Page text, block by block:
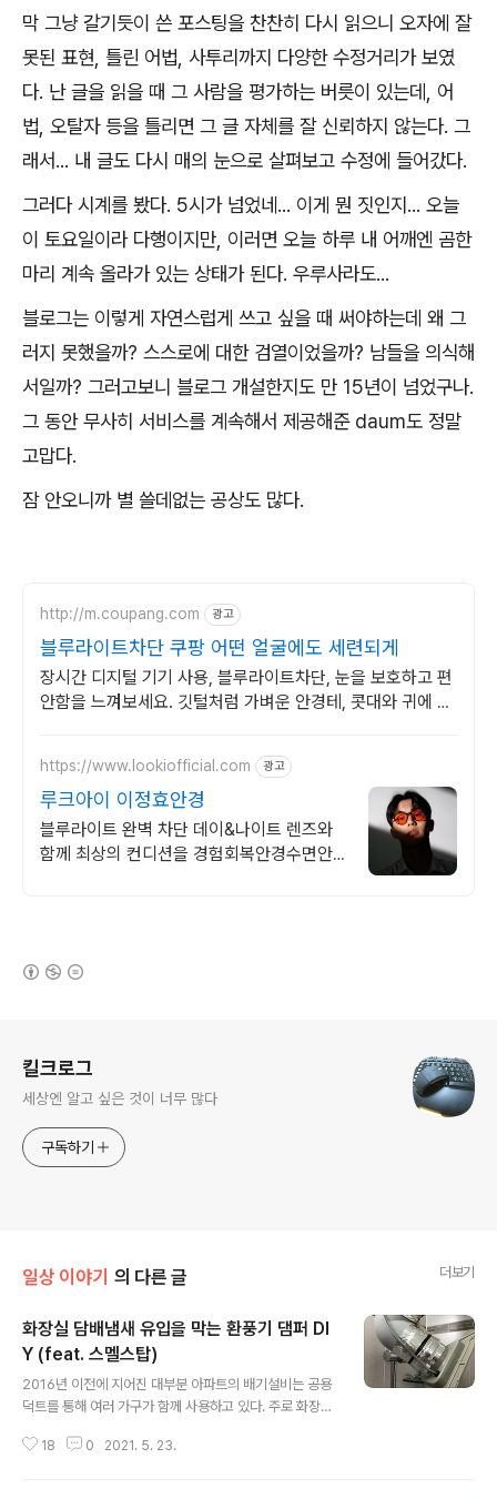
막 그냥 갈기듯이 쓴 포스팅을 찬찬히 다시 읽으니 오자에 잘
못된 표현, 틀린 어법, 사투리까지 다양한 수정거리가 보였
다. 난 글을 읽을 때 그 사람을 평가하는 버릇이 있는데, 어
법, 오탈자 등을 틀리면 그 글 자체를 잘 신뢰하지 않는다. 그
래서... 내 글도 다시 매의 눈으로 살펴보고 수정에 들어갔다.
그러다 시계를 봤다. 5시가 넘었네... 이게 뭔 짓인지... 오늘
이 토요일이라 다행이지만, 이러면 오늘 하루 내 어깨엔 곰한
마리 계속 올라가 있는 상태가 된다. 우루사라도...
블로그는 이렇게 자연스럽게 쓰고 싶을 때 써야하는데 왜 그
러지 못했을까? 스스로에 대한 검열이었을까? 남들을 의식해
서일까? 그러고보니 블로그 개설한지도 만 15년이 넘었구나.
그 동안 무사히 서비스를 계속해서 제공해준 daum도 정말
고맙다.
잠 안오니까 별 쓸데없는 공상도 많다.
http://m.coupang.com 광고
블루라이트차단 쿠팡 어떤 얼굴에도 세련되게
장시간 디지털 기기 사용, 블루라이트차단, 눈을 보호하고 편
안함을 느껴보세요. 깃털처럼 가벼운 안경테, 콧대와 귀에 부
https://www.lookiofficial.com 광고
루크아이 이정효안경
블루라이트 완벽 차단 데이&나이트 렌즈와
함께 최상의 컨디션을 경험회복안경수면안
킬크로그
세상엔 알고 싶은 것이 너무 많다
구독하기
일상 이야기 의 다른 글 더보기
화장실 담배냄새 유입을 막는 환풍기 댐퍼 DI
Y (feat. 스멜스탑)
2016년 이전에 지어진 대부분 아파트의 배기설비는 공용
덕트를 통해 여러 가구가 함께 사용하고 있다. 주로 화장실
배기설비 구조로 인하여 발생하는 가장 큰 이웃 간 분쟁이
18 0 2021. 5. 23.